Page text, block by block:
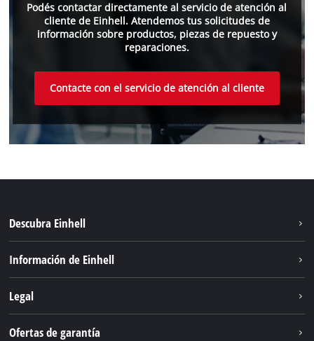
Podés contactar directamente al servicio de atención al
cliente de Einhell. Atendemos tus solicitudes de
información sobre productos, piezas de repuesto y
reparaciones.
Contacte con el servicio de atención al cliente
Descubra Einhell
Servicio
Información de Einhell
Legal
Ofertas de garantía